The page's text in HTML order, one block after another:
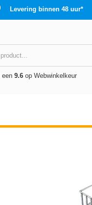
Levering binnen 48 uur*
een 9.6op Webwinkelkeur